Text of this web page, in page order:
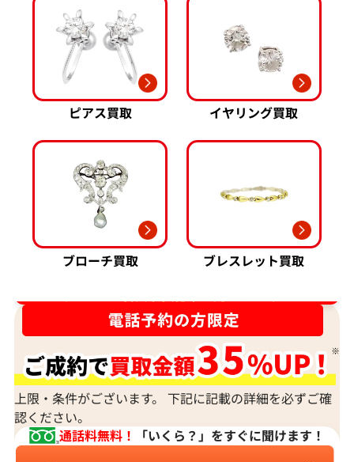
ピアス買取 イヤリング買取
ブローチ買取
ブレスレット買取
上限・条件がございます。 下記に記載の詳細を必ずご確
認ください。
通話料無料！
「いくら？」をすぐに聞けます！